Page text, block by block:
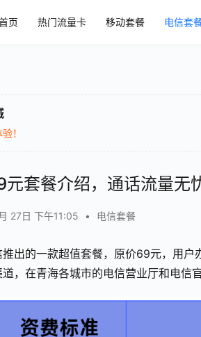
页 热门流量卡 移动套餐 电信套
！
套餐介绍，通话流量无
27日 下午11:05 • 电信套餐
出的一款超值套餐，原价69元，用
，在青海各城市的电信营业厅和电信